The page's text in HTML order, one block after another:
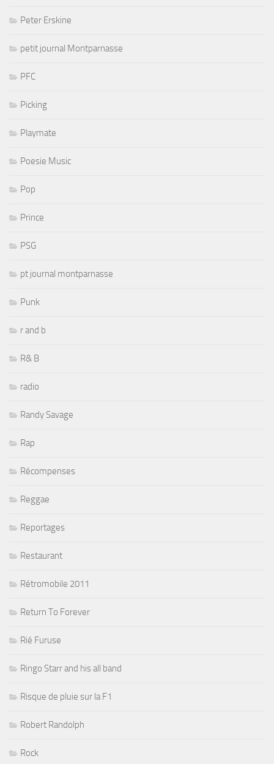
Peter Erskine
petit journal Montparnasse
PFC
Picking
Playmate
Poesie Music
Pop
Prince
PSG
pt journal montparnasse
Punk
r and b
R& B
radio
Randy Savage
Rap
Récompenses
Reggae
Reportages
Restaurant
Rétromobile 2011
Return To Forever
Rié Furuse
Ringo Starr and his all band
Risque de pluie sur la F1
Robert Randolph
Rock